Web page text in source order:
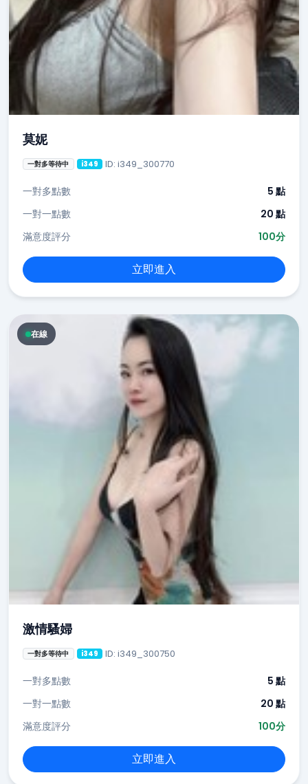
莫妮
一對多等待中 i349 ID: i349_300770
一對多點數
5 點
一對一點數
20 點
滿意度評分
100分
立即進入
在線
激情騷婦
一對多等待中 i349 ID: i349_300750
一對多點數
5 點
一對一點數
20 點
滿意度評分
100分
立即進入